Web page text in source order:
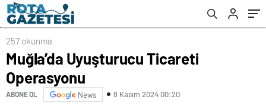
257 okunma
Muğla’da Uyuşturucu Ticareti
Operasyonu
ABONE OL News 8 Kasım 2024 00:20